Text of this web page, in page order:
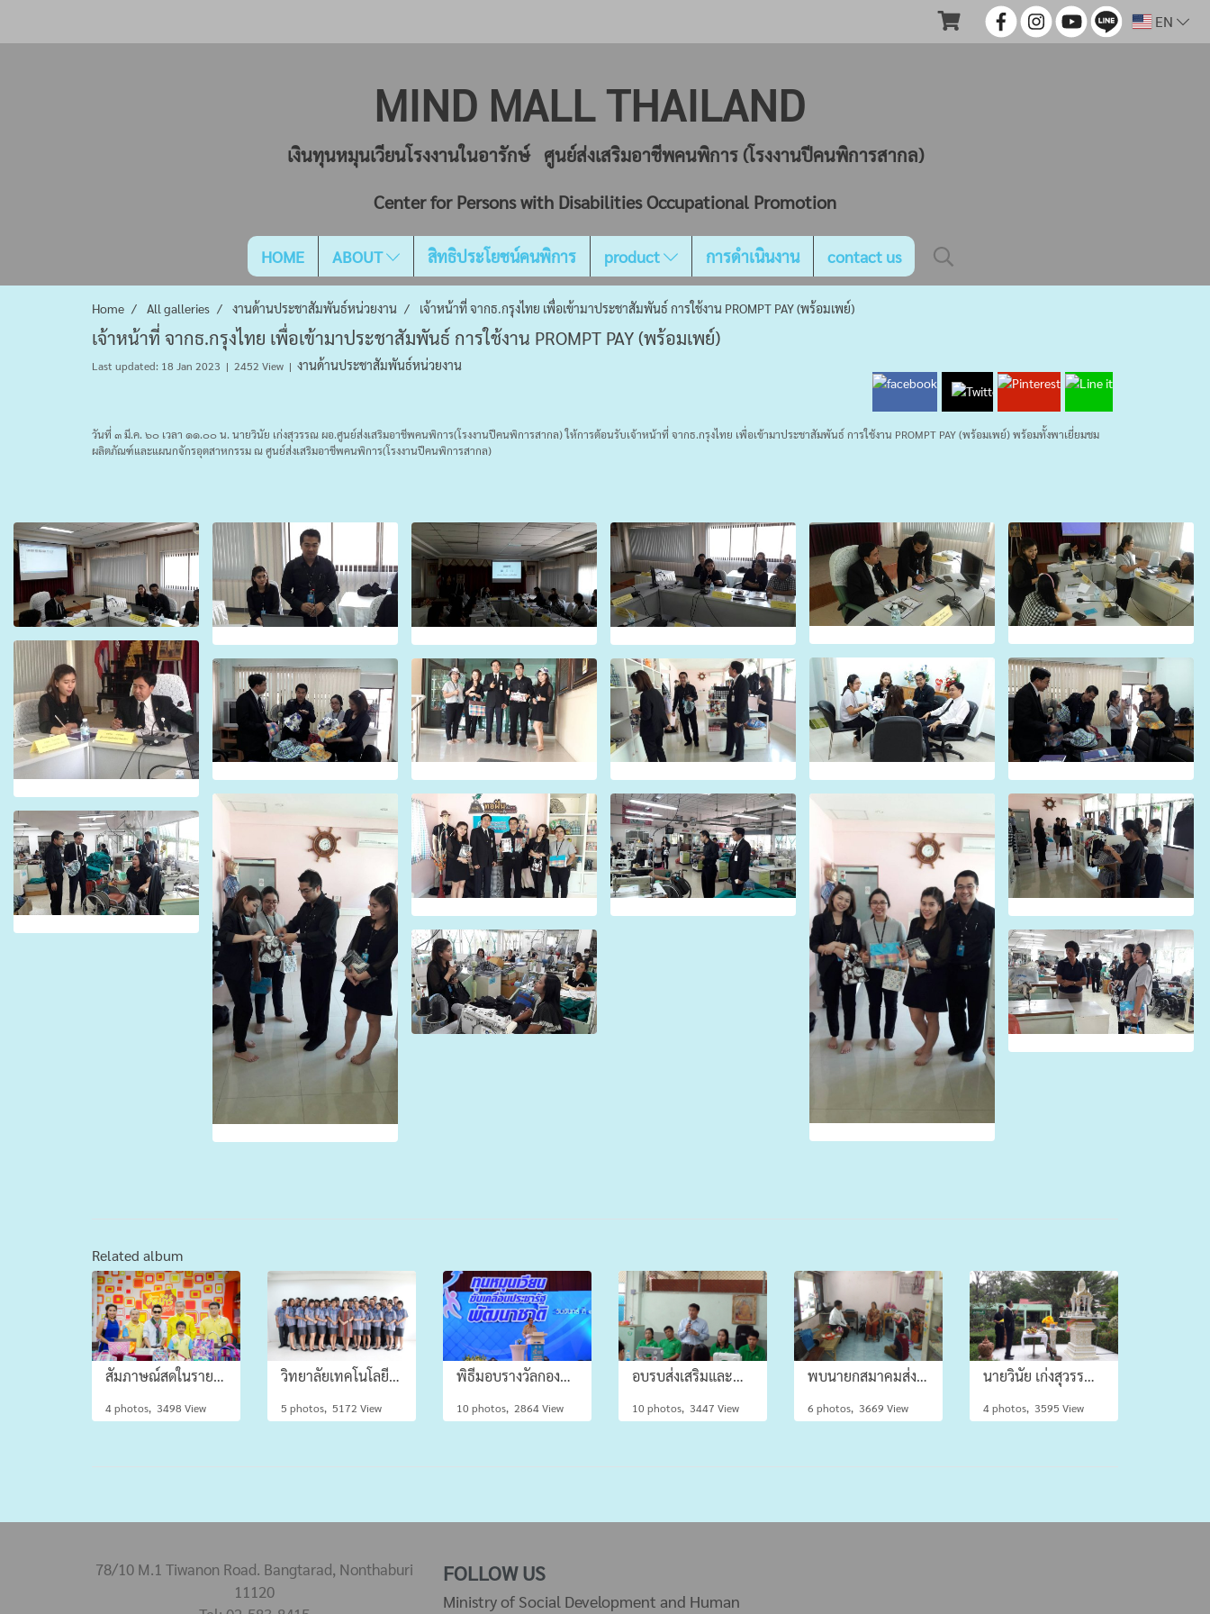
EN
MIND MALL THAILAND
เงินทุนหมุนเวียนโรงงานในอารักษ์ ศูนย์ส่งเสริมอาชีพคนพิการ (โรงงานปีคนพิการสากล)
Center for Persons with Disabilities Occupational Promotion
HOME ABOUT สิทธิประโยชน์คนพิการ product การดำเนินงาน contact us
Home All galleries งานด้านประชาสัมพันธ์หน่วยงาน เจ้าหน้าที่ จากธ.กรุงไทย เพื่อเข้ามาประชาสัมพันธ์ การใช้งาน PROMPT PAY (พร้อมเพย์)
เจ้าหน้าที่ จากธ.กรุงไทย เพื่อเข้ามาประชาสัมพันธ์ การใช้งาน PROMPT PAY (พร้อมเพย์)
Last updated: 18 Jan 2023 | 2452 View | งานด้านประชาสัมพันธ์หน่วยงาน
วันที่ ๓ มี.ค. ๖๐ เวลา ๑๑.๐๐ น. นายวินัย เก่งสุวรรณ ผอ.ศูนย์ส่งเสริมอาชีพคนพิการ(โรงงานปีคนพิการสากล) ให้การต้อนรับเจ้าหน้าที่ จากธ.กรุงไทย เพื่อเข้ามาประชาสัมพันธ์ การใช้งาน PROMPT PAY (พร้อมเพย์) พร้อมทั้งพาเยี่ยมชม
ผลิตภัณฑ์และแผนกจักรอุตสาหกรรม ณ ศูนย์ส่งเสริมอาชีพคนพิการ(โรงงานปีคนพิการสากล)
Related album
สัมภาษณ์สดในรายการ "คัมภีร์วิถีรวย" ออกอากาศ ทางช่อง ๙ อสมท.
4 photos, 3498 View
วิทยาลัยเทคโนโลยีปัญญาภิวัฒน์ (PTC) ร่วมรณรงค์สวมใส่เสื้อผ้าไทย
5 photos, 5172 View
พิธีมอบรางวัลกองทุนหมุนเวียนดีเด่น ประจำปี 2559
10 photos, 2864 View
อบรบส่งเสริมและพัฒนาทักษะ การเย็บกระเป๋าผ้าให้กับคนพิการ / ผู้ดูแลคนพิการในชุมชน
10 photos, 3447 View
พบนายกสมาคมส่งเสริมและพัฒนาคนพิการอำเภอภาชี
6 photos, 3669 View
นายวินัย เก่งสุวรรณ ผู้อำนวยการศูนย์ส่งเสริมอาชีพคนพิการ
4 photos, 3595 View
78/10 M.1 Tiwanon Road. Bangtarad, Nonthaburi
11120
FOLLOW US
Ministry of Social Development and Human